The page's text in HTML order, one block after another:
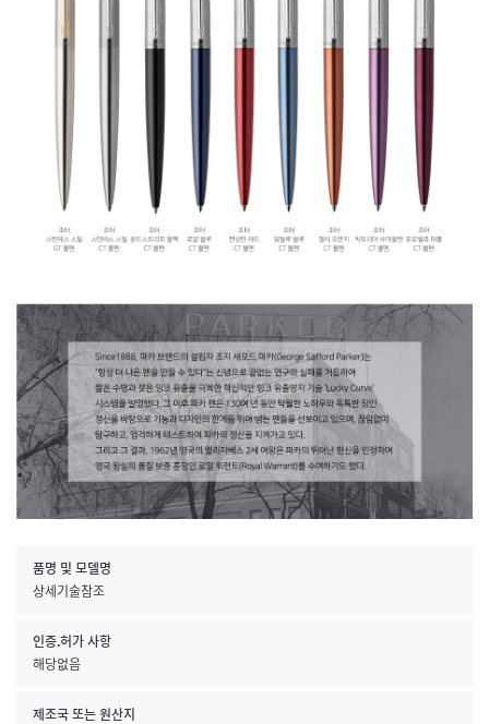
품명 및 모델명
상세기술참조
인증.허가 사항
해당없음
제조국 또는 원산지